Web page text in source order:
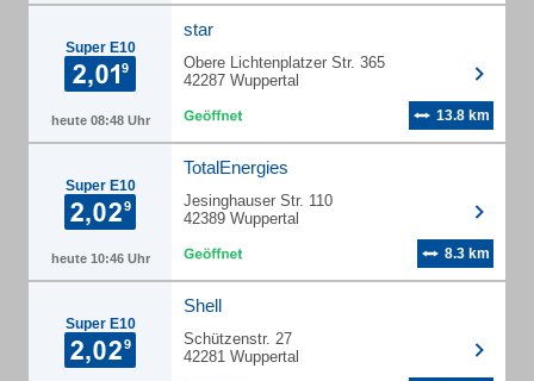
Super E10
heute 08:48 Uhr
star
Obere Lichtenplatzer Str. 365
42287 Wuppertal
13.8 km
Super E10
heute 10:46 Uhr
TotalEnergies
Jesinghauser Str. 110
42389 Wuppertal
8.3 km
Super E10
Shell
Schützenstr. 27
42281 Wuppertal